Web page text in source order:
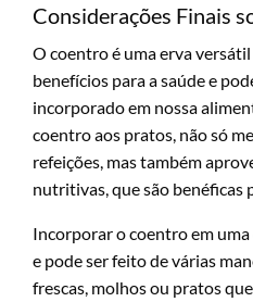
Considerações Finais
O coentro é uma erva
benefícios para a saúde e
incorporado em nossa
coentro aos pratos, não só
refeições, mas também
nutritivas, que são benéficas
Incorporar o coentro em
e pode ser feito de várias
frescas, molhos ou pratos